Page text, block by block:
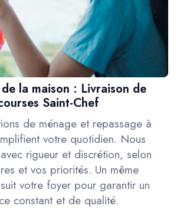
la maison : Livraison de
Saint-Chef
de ménage et repassage à
votre quotidien. Nous
rigueur et discrétion, selon
et vos priorités. Un même
votre foyer pour garantir un
constant et de qualité.